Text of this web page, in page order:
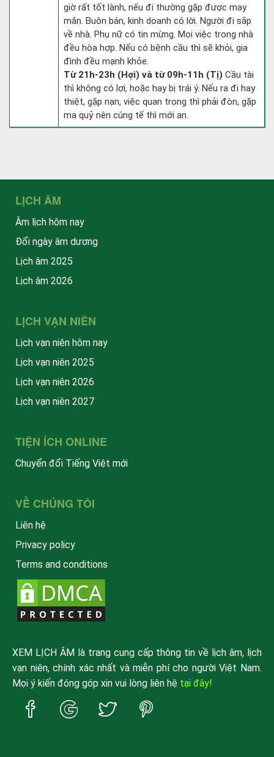
giờ rất tốt lành, nếu đi thường gặp được may
mắn. Buôn bán, kinh doanh có lời. Người đi sắp
về nhà. Phụ nữ có tin mừng. Mọi việc trong nhà
đều hòa hợp. Nếu có bệnh cầu thì sẽ khỏi, gia
đình đều mạnh khỏe.
Từ 21h-23h (Hợi) và từ 09h-11h (Tị) Cầu tài
thì không có lợi, hoặc hay bị trái ý. Nếu ra đi hay
thiệt, gặp nạn, việc quan trọng thì phải đòn, gặp
ma quỷ nên cúng tế thì mới an.
LỊCH ÂM
Âm lịch hôm nay
Đổi ngày âm dương
Lịch âm 2025
Lịch âm 2026
LỊCH VẠN NIÊN
Lịch vạn niên hôm nay
Lịch vạn niên 2025
Lịch vạn niên 2026
Lịch vạn niên 2027
TIỆN ÍCH ONLINE
Chuyển đổi Tiếng Việt mới
VỀ CHÚNG TÔI
Liên hệ
Privacy policy
Terms and conditions
XEM LỊCH ÂM là trang cung cấp thông tin về lịch âm, lịch
vạn niên, chính xác nhất và miễn phí cho người Việt Nam.
Mọi ý kiến đóng góp xin vui lòng liên hệ tại đây!
Trang
Facebook
Trang
Google
Trang
Twitter
Trang
Pinterest